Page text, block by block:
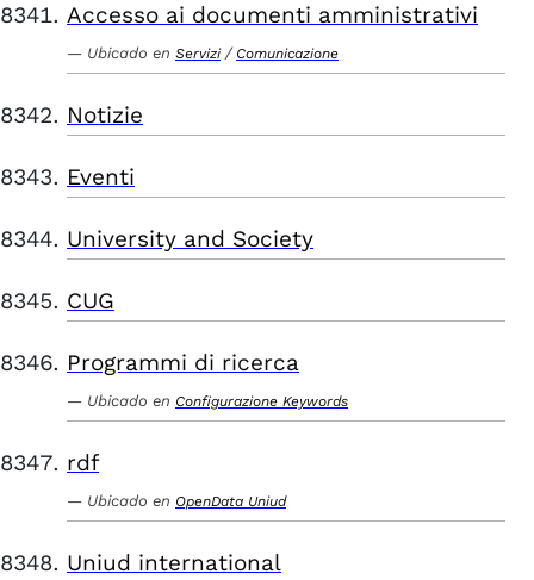
Accesso ai documenti amministrativi
Ubicado en Servizi / Comunicazione
Notizie
Eventi
University and Society
CUG
Programmi di ricerca
Ubicado en Configurazione Keywords
rdf
Ubicado en OpenData Uniud
Uniud international